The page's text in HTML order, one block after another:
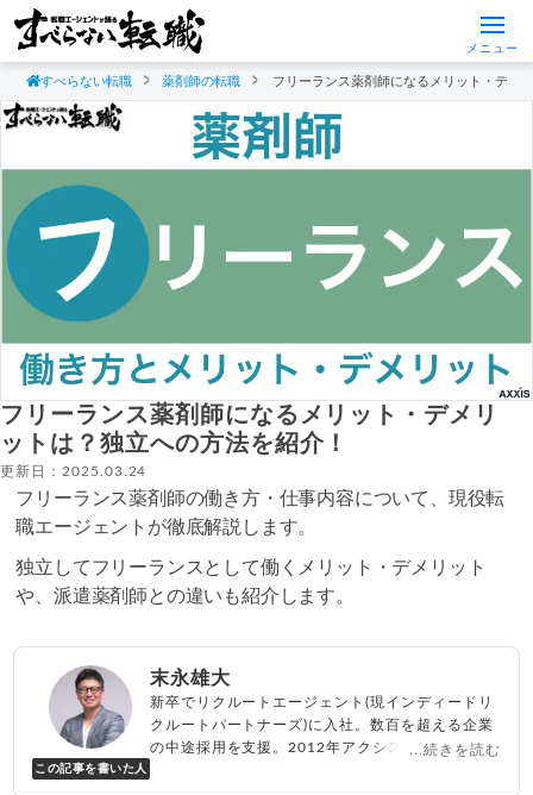
メニュー
すべらない転職 薬剤師の転職 フリーランス薬剤師になるメリット・デメ
フリーランス薬剤師になるメリット・デメリ
ットは？独立への方法を紹介！
更新日：2025.03.24
フリーランス薬剤師の働き方・仕事内容について、現役転
職エージェントが徹底解説します。
独立してフリーランスとして働くメリット・デメリット
や、派遣薬剤師との違いも紹介します。
この記事を書いた人
末永雄大
新卒でリクルートエージェント(現インディードリ
クルートパートナーズ)に入社。数百を超える企業
の中途採用を支援。2012年アクシス(株)設立、代
...続きを読む